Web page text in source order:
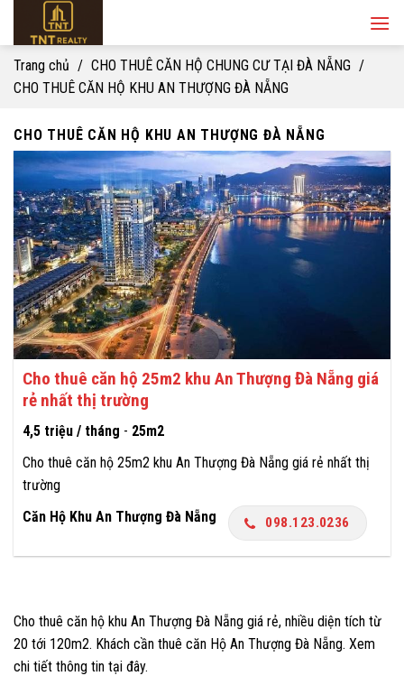
content
Trang chủ / CHO THUÊ CĂN HỘ CHUNG CƯ TẠI ĐÀ NẴNG /
CHO THUÊ CĂN HỘ KHU AN THƯỢNG ĐÀ NẴNG
CHO THUÊ CĂN HỘ KHU AN THƯỢNG ĐÀ NẴNG
Cho thuê căn hộ 25m2 khu An Thượng Đà Nẵng giá
rẻ nhất thị trường
4,5 triệu / tháng - 25m2
Cho thuê căn hộ 25m2 khu An Thượng Đà Nẵng giá rẻ nhất thị
trường
Căn Hộ Khu An Thượng Đà Nẵng
098.123.0236
Cho thuê căn hộ khu An Thượng Đà Nẵng giá rẻ, nhiều diện tích từ
20 tới 120m2. Khách cần thuê căn Hộ An Thượng Đà Nẵng. Xem
chi tiết thông tin tại đây.